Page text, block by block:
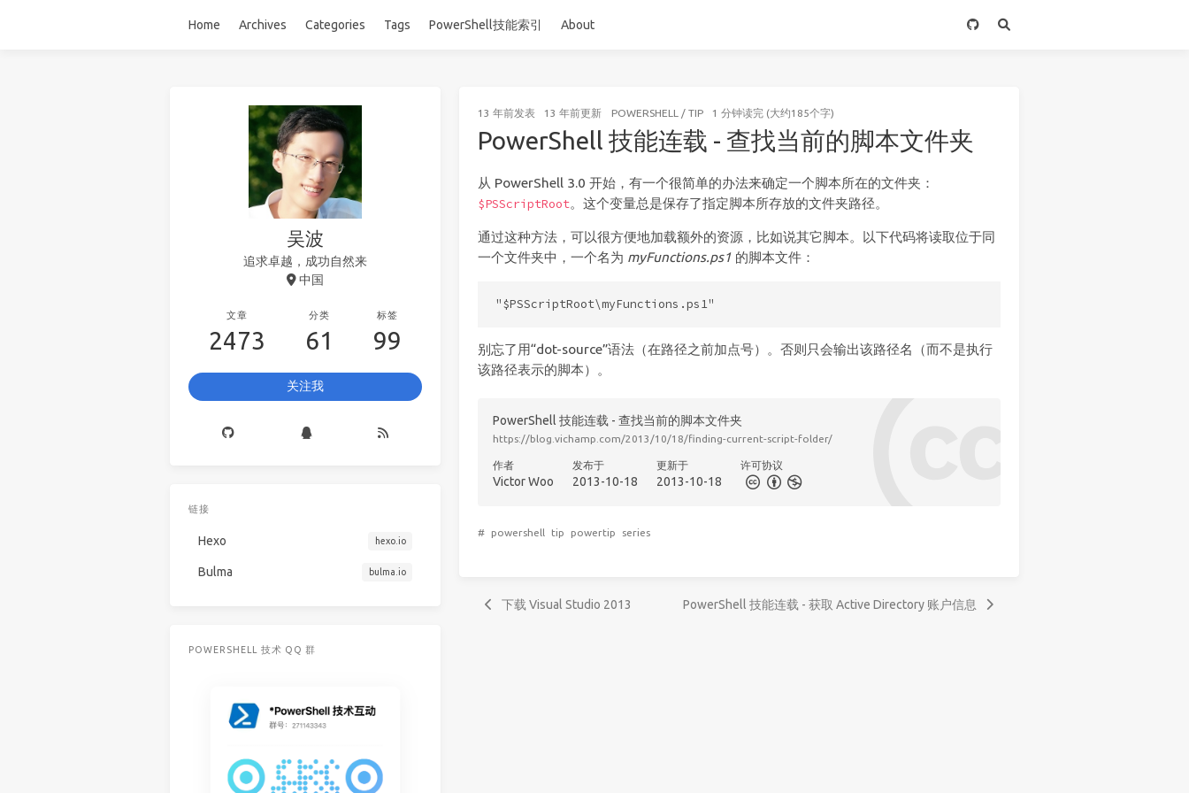
Home Archives Categories Tags PowerShell技能索引 About
13 年前发表 13 年前更新 POWERSHELL / TIP 1 分钟读完 (大约185个字)
PowerShell 技能连载 - 查找当前的脚本文件夹
从 PowerShell 3.0 开始，有一个很简单的办法来确定一个脚本所在的文件夹：
$PSScriptRoot。这个变量总是保存了指定脚本所存放的文件夹路径。
通过这种方法，可以很方便地加载额外的资源，比如说其它脚本。以下代码将读取位于同
一个文件夹中，一个名为 myFunctions.ps1的脚本文件：
别忘了用“dot-source”语法（在路径之前加点号）。否则只会输出该路径名（而不是执行
该路径表示的脚本）。
PowerShell 技能连载 - 查找当前的脚本文件夹
https://blog.vichamp.com/2013/10/18/finding-current-script-folder/
作者
Victor Woo
发布于
2013-10-18
更新于
2013-10-18
许可协议
# powershell tip powertip series
下载 Visual Studio 2013 PowerShell 技能连载 - 获取 Active Directory 账户信息
吴波
追求卓越，成功自然来
中国
文章
2473
分类
61
标签
99
关注我
链接
Hexo hexo.io
Bulma bulma.io
POWERSHELL 技术 QQ 群